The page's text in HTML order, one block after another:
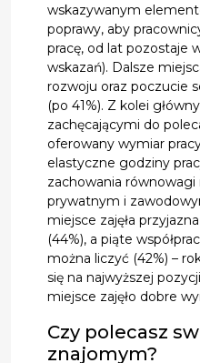
wskazywanym
poprawy, aby
pracę, od lat pozostaje
wskazań). Dalsze
rozwoju oraz poczucie
(po 41%). Z kolei
zachęcającymi do
oferowany wymiar
elastyczne godziny
zachowania
prywatnym i
miejsce zajęła
(44%), a piąte
można liczyć (42%) –
się na najwyższej
miejsce zajęło dobre
Czy polecasz
znajomym?